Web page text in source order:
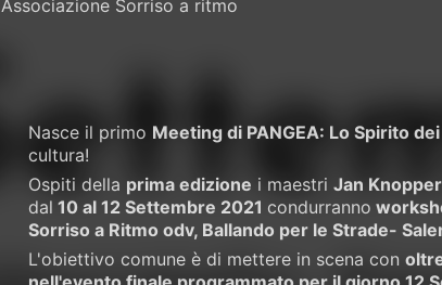
Associazione Sorriso a ritmo
Nasce il primo Meeting di PANGEA: Lo Spirito
cultura!
Ospiti della prima edizione i maestri Jan
dal 10 al 12 Settembre 2021 condurranno
Sorriso a Ritmo odv, Ballando per le Strade-
L'obiettivo comune è di mettere in scena con